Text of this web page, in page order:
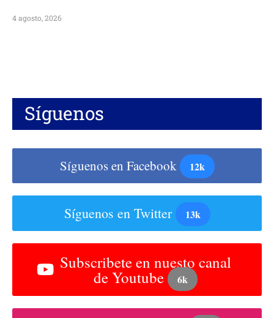
4 agosto, 2026
Síguenos
Síguenos en Facebook 12k
Síguenos en Twitter 13k
Subscribete en nuesto canal
de Youtube 6k